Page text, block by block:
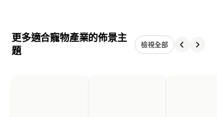
更多適合寵物產業的佈景主
題
檢視全部